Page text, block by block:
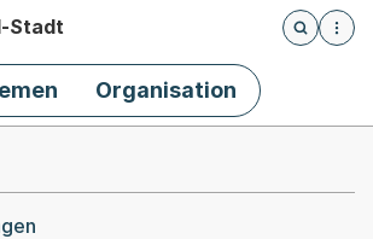
Stadt
Öffnet
Organisation